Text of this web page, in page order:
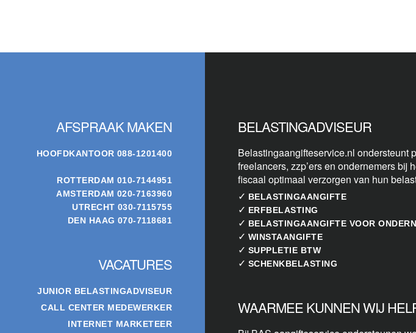
AFSPRAAK MAKEN
HOOFDKANTOOR 088-1201400
ROTTERDAM 010-7144951
AMSTERDAM 020-7163960
UTRECHT 030-7115755
DEN HAAG 070-7118681
VACATURES
JUNIOR BELASTINGADVISEUR
CALL CENTER MEDEWERKER
INTERNET MARKETEER
BELASTINGADVISEUR
Belastingaangifteservice.nl ondersteunt
freelancers, zzp’ers en ondernemers bij
fiscaal optimaal verzorgen van hun
✓ BELASTINGAANGIFTE
✓ ERFBELASTING
✓ BELASTINGAANGIFTE VOOR
✓ WINSTAANGIFTE
✓ SUPPLETIE BTW
✓ SCHENKBELASTING
WAARMEE KUNNEN WIJ